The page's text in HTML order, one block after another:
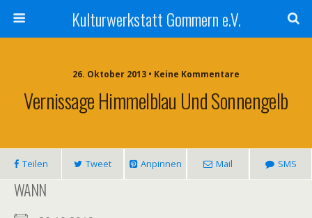
Kulturwerkstatt Gommern e.V.
26. Oktober 2013 • Keine Kommentare
Vernissage Himmelblau Und Sonnengelb
Teilen Tweet Anpinnen Mail SMS
WANN